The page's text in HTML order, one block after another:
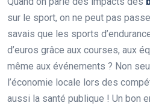
sur le sport, on ne peut pas
savais que les sports
d’euros grâce aux courses, aux
même aux événements ? Non
l’économie locale lors des
aussi la santé publique ! Un bon